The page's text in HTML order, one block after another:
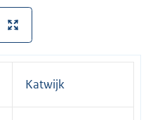
Katwijk